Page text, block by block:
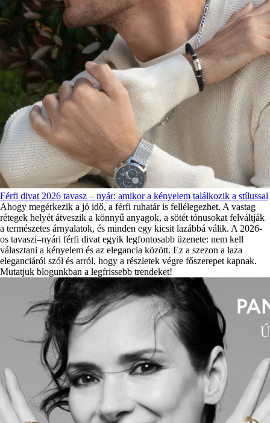
Férfi divat 2026 tavasz – nyár: amikor a kényelem találkozik a stílussal
Ahogy megérkezik a jó idő, a férfi ruhatár is fellélegezhet. A vastag
rétegek helyét átveszik a könnyű anyagok, a sötét tónusokat felváltják
a természetes árnyalatok, és minden egy kicsit lazábbá válik. A 2026-
os tavaszi–nyári férfi divat egyik legfontosabb üzenete: nem kell
választani a kényelem és az elegancia között. Ez a szezon a laza
eleganciáról szól és arról, hogy a részletek végre főszerepet kapnak.
Mutatjuk blogunkban a legfrissebb trendeket!